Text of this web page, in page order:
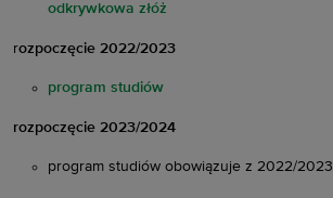
odkrywkowa złóż
rozpoczęcie 2022/2023
program studiów
rozpoczęcie 2023/2024
program studiów obowiązuje z 2022/2023